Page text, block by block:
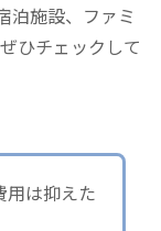
泊施設、ファミ
ひチェックして
用は抑えた